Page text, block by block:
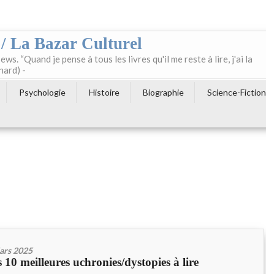
La Bazar Culturel
“Quand je pense à tous les livres qu'il me reste à lire, j'ai la
-
Psychologie Histoire Biographie Science-Fiction
2025
10 meilleures uchronies/dystopies à lire